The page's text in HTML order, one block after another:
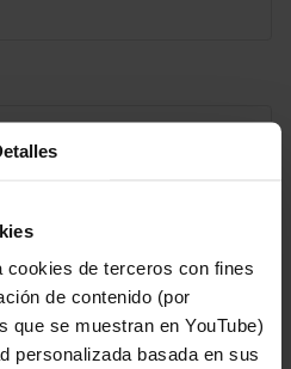
cookies de terceros con fines
de contenido (por
que se muestran en YouTube)
personalizada basada en sus
SOBRE PROTECCIÓN
datos serán tratados
Sociedad Cooperativa
de gestionar tu